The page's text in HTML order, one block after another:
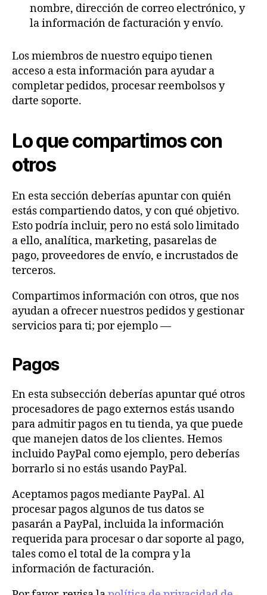
nombre, dirección de correo electrónico, y
la información de facturación y envío.
Los miembros de nuestro equipo tienen
acceso a esta información para ayudar a
completar pedidos, procesar reembolsos y
darte soporte.
Lo que compartimos con
otros
En esta sección deberías apuntar con quién
estás compartiendo datos, y con qué objetivo.
Esto podría incluir, pero no está solo limitado
a ello, analítica, marketing, pasarelas de
pago, proveedores de envío, e incrustados de
terceros.
Compartimos información con otros, que nos
ayudan a ofrecer nuestros pedidos y gestionar
servicios para ti; por ejemplo —
Pagos
En esta subsección deberías apuntar qué otros
procesadores de pago externos estás usando
para admitir pagos en tu tienda, ya que puede
que manejen datos de los clientes. Hemos
incluido PayPal como ejemplo, pero deberías
borrarlo si no estás usando PayPal.
Aceptamos pagos mediante PayPal. Al
procesar pagos algunos de tus datos se
pasarán a PayPal, incluida la información
requerida para procesar o dar soporte al pago,
tales como el total de la compra y la
información de facturación.